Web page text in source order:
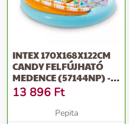
INTEX 170X168X122CM
CANDY FELFÚJHATÓ
MEDENCE (57144NP) -
KÉK
13 896 Ft
Pepita